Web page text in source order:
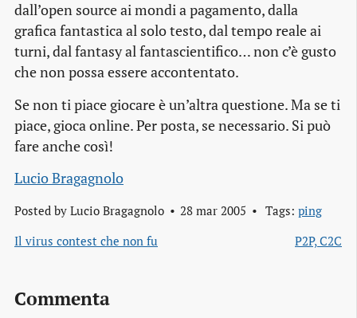
dall’open source ai mondi a pagamento, dalla
grafica fantastica al solo testo, dal tempo reale ai
turni, dal fantasy al fantascientifico… non c’è gusto
che non possa essere accontentato.
Se non ti piace giocare è un’altra questione. Ma se ti
piace, gioca online. Per posta, se necessario. Si può
fare anche così!
Lucio Bragagnolo
Posted by Lucio Bragagnolo 28 mar 2005 Tags: ping
Il virus contest che non fu
P2P, C2C
Commenta